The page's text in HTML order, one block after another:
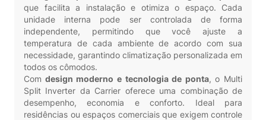
que facilita a instalação e otimiza o espaço. Cada
unidade interna pode ser controlada de forma
independente, permitindo que você ajuste a
temperatura de cada ambiente de acordo com sua
necessidade, garantindo climatização personalizada em
todos os cômodos.
Com design moderno e tecnologia de ponta, o Multi
Split Inverter da Carrier oferece uma combinação de
desempenho, economia e conforto. Ideal para
residências ou espaços comerciais que exigem controle